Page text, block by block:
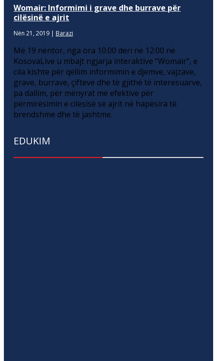
Womair: Informimi i grave dhe burrave për
cilësinë e ajrit
Nën 21, 2019 | Barazi
Më 19 nëntor, nga ora 10:00 deri në 12:00 në
KosovaLive u mbajt ngjarja interaktive “Womair”, e
cila kishte për qëllim informimin e djemve, vajzave,
grave, burrave, çifteve dhe të gjithë të interesuarve,
pa dallim, për mënyrat më efektive për
përmirësimin e cilësisë së ajrit në hapësira të
brendshme dhe të jashtme.
EDUKIM